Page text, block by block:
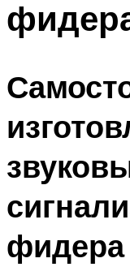
фидера